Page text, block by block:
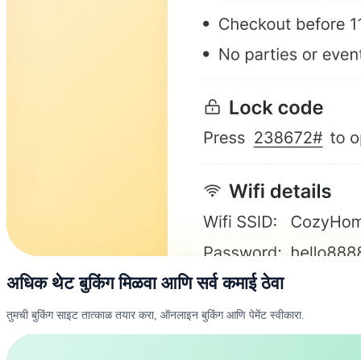
अधिक थेट बुकिंग मिळवा आणि सर्व कमाई ठेवा
तुमची बुकिंग साइट तात्काळ तयार करा, ऑनलाइन बुकिंग आणि पेमेंट स्वीकारा.